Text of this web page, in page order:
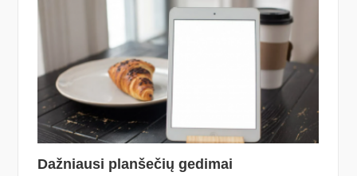
Dažniausi planšečių gedimai